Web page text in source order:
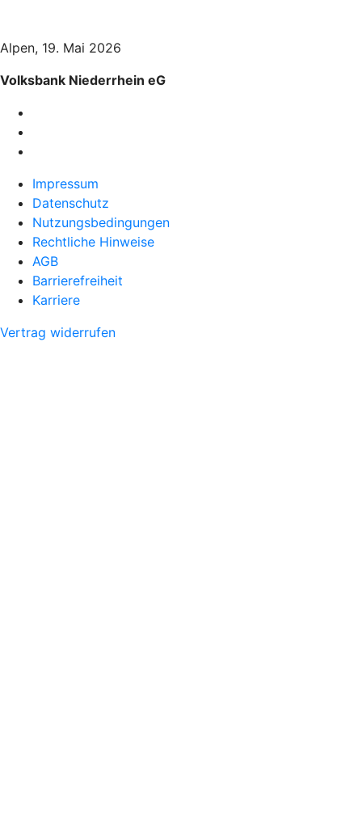
Alpen, 19. Mai 2026
Volksbank Niederrhein eG
Impressum
Datenschutz
Nutzungsbedingungen
Rechtliche Hinweise
AGB
Barrierefreiheit
Karriere
Vertrag widerrufen